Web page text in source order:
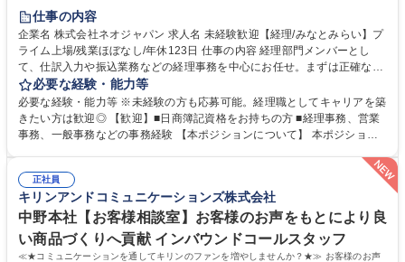
未経験者歓迎
完全週休2日制
交通費支給 駅近5分以内 土日祝休み
服装自由
寮・社宅あり
仕事の内容
企業名 株式会社ネオジャパン 求人名 未経験歓迎【経理/みなとみらい】プ
ライム上場/残業ほぼなし/年休123日 仕事の内容 経理部門メンバーとし
て、仕訳入力や振込業務などの経理事務を中心にお任せ。まずは正確な入
力・確認業務からスタートし、既存メンバーと一緒に業務を進めながら段
階的に経理知識を身につけていただきます。 【具体的には】 ■社内稟議に
基づく仕訳入力 ■月末の振込業務 ■明細作成 ■伝票処理、記帳業務 ■既存
メンバーの業務サポート 【将来的には】 ■月次決算補助 ■四半期・年次決
算補助 ※3～5年程度を目安に、徐々に決算業務へ業務範囲を広げていく
想定です。 募集職種 未経験歓迎【経理/みなとみらい】プライム上場/残業
ほぼなし/年休123日
必要な経験・能力等
必要な経験・能力等 ※未経験の方も応募可能。経理職としてキャリアを築
きたい方は歓迎◎ 【歓迎】■日商簿記資格をお持ちの方 ■経理事務、営業
事務、一般事務などの事務経験 【本ポジションについて】 本ポジション
タートできる点です。まずは仕訳入力や振込業務など基礎的な業務から担
当し、3～5年をかけて月次決算・四半期決算・開示資料作成補助などへス
テップアップできます。また、残業は通常月ほぼなく、決算月でも10時間
未満のため、無理なく経理として専門性を身につけられる環境です。 学
歴・資格 学歴：大学院 大学 高専 短大 専修学校 高校 語学力： 資格：日商
簿記検定1級 日商簿記検定2級
正社員
キリンアンドコミュニケーションズ株式会社
中野本社【お客様相談室】お客様のお声をもとにより良
い商品づくりへ貢献 インバウンドコールスタッフ
≪★コミュニケーションを通してキリンのファンを増やしませんか？★≫ お客様のお声